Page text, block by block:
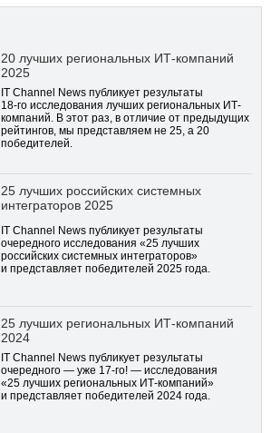
20 лучших региональных ИТ-компаний
2025
IT Channel News публикует результаты
18-го исследования лучших региональных ИТ-
компаний. В этот раз, в отличие от предыдущих
рейтингов, мы представляем не 25, а 20
победителей.
25 лучших российских системных
интеграторов 2025
IT Channel News публикует результаты
очередного исследования «25 лучших
российских системных интеграторов»
и представляет победителей 2025 года.
25 лучших региональных ИТ-компаний
2024
IT Channel News публикует результаты
очередного — уже 17-го! — исследования
«25 лучших региональных ИТ-компаний»
и представляет победителей 2024 года.